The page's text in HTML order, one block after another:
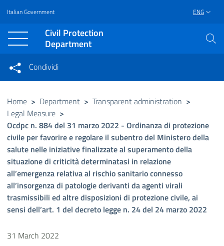
Vai al contenuto principale
Raggiungi il piè di pagina
Italian Government ENG
Civil Protection
Department
Condividi su Facebook
Condividi su Twitter
Condividi
Condividi sui social network
Home > Department > Transparent administration >
Legal Measure >
Ocdpc n. 884 del 31 marzo 2022 - Ordinanza di protezione
civile per favorire e regolare il subentro del Ministero della
salute nelle iniziative finalizzate al superamento della
situazione di criticità determinatasi in relazione
all’emergenza relativa al rischio sanitario connesso
all’insorgenza di patologie derivanti da agenti virali
trasmissibili ed altre disposizioni di protezione civile, ai
sensi dell’art. 1 del decreto legge n. 24 del 24 marzo 2022
31 March 2022